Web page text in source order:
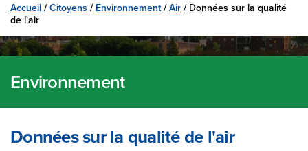
Accueil /Citoyens / Environnement/Air / Données sur la qualité
de l'air
Environnement
Données sur la qualité de l'air